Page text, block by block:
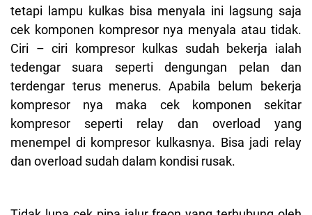
tetapi lampu kulkas bisa menyala ini lagsung saja
cek komponen kompresor nya menyala atau tidak.
Ciri – ciri kompresor kulkas sudah bekerja ialah
tedengar suara seperti dengungan pelan dan
terdengar terus menerus. Apabila belum bekerja
kompresor nya maka cek komponen sekitar
kompresor seperti relay dan overload yang
menempel di kompresor kulkasnya. Bisa jadi relay
dan overload sudah dalam kondisi rusak.